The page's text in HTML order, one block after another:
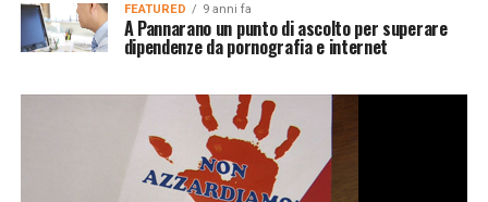
FEATURED 9 anni fa
A Pannarano un punto di ascolto per superare
dipendenze da pornografia e internet